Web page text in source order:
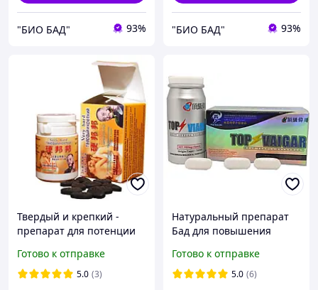
"БИО БАД" 93% "БИО БАД" 93%
Твердый и крепкий -
препарат для потенции
Готово к отправке
5.0 (3)
Натуральный препарат
Бад для повышения
таблеток
Готово к отправке
5.0 (6)